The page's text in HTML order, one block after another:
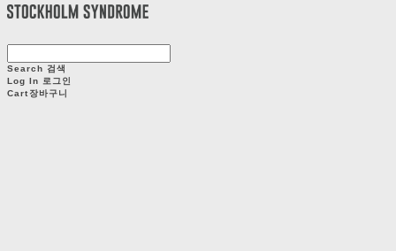
Search 검색
Log In 로그인
Cart장바구니